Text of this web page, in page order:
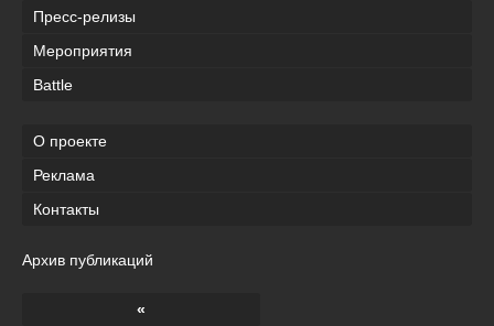
Пресс-релизы
Мероприятия
Battle
О проекте
Реклама
Контакты
Архив публикаций
«